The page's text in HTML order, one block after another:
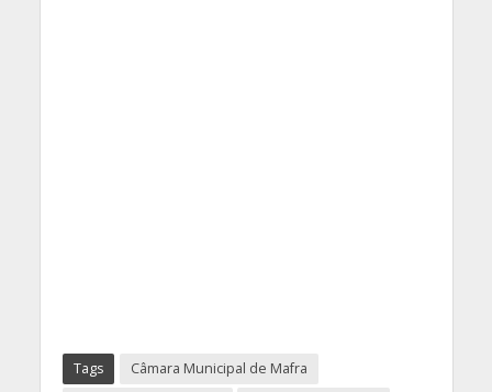
Tags
Câmara Municipal de Mafra